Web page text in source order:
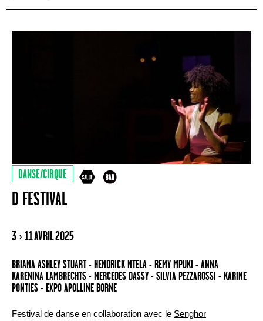
DANSE/CIRQUE
D FESTIVAL
3 › 11 AVRIL 2025
BRIANA ASHLEY STUART - HENDRICK NTELA - REMY MPUKI - ANNA
KARENINA LAMBRECHTS - MERCEDES DASSY - SILVIA PEZZAROSSI - KARINE
PONTIES - EXPO APOLLINE BORNE
Festival de danse en collaboration avec le Senghor